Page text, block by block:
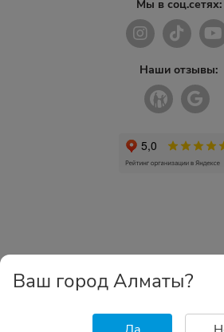
Мы в соц.сетях:
Наши отзывы:
Ваш город Алматы?